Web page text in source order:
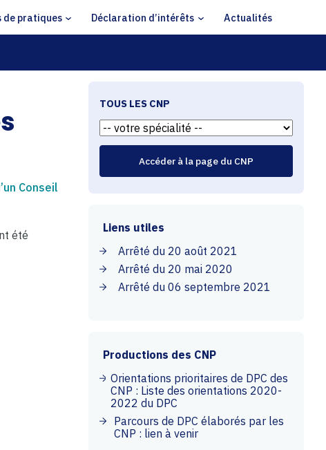
de pratiques Déclaration d’intérêts Actualités
Conseil
été
TOUS LES CNP
Liens utiles
Arrêté du 20 août 2021
Arrêté du 20 mai 2020
Arrêté du 06 septembre 2021
Productions des CNP
Orientations prioritaires de DPC des
CNP : Liste des orientations 2020-
2022 du DPC
Parcours de DPC élaborés par les
CNP : lien à venir